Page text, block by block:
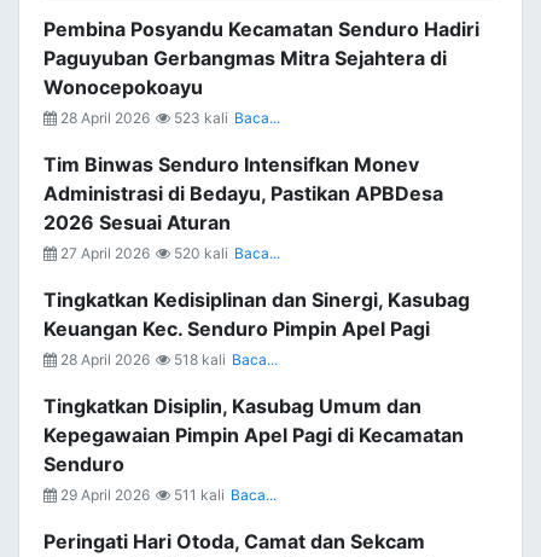
Pembina Posyandu Kecamatan Senduro Hadiri
Paguyuban Gerbangmas Mitra Sejahtera di
Wonocepokoayu
28 April 2026 523 kali Baca...
Tim Binwas Senduro Intensifkan Monev
Administrasi di Bedayu, Pastikan APBDesa
2026 Sesuai Aturan
27 April 2026 520 kali Baca...
Tingkatkan Kedisiplinan dan Sinergi, Kasubag
Keuangan Kec. Senduro Pimpin Apel Pagi
28 April 2026 518 kali Baca...
Tingkatkan Disiplin, Kasubag Umum dan
Kepegawaian Pimpin Apel Pagi di Kecamatan
Senduro
29 April 2026 511 kali Baca...
Peringati Hari Otoda, Camat dan Sekcam